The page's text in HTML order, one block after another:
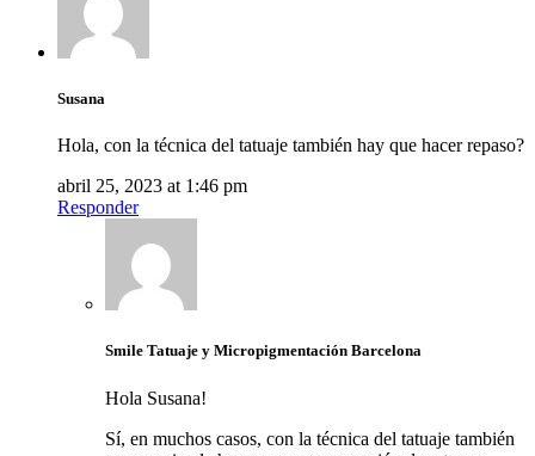
Susana
Hola, con la técnica del tatuaje también hay que hacer repaso?
abril 25, 2023 at 1:46 pm
Responder
Smile Tatuaje y Micropigmentación Barcelona
Hola Susana!
Sí, en muchos casos, con la técnica del tatuaje también